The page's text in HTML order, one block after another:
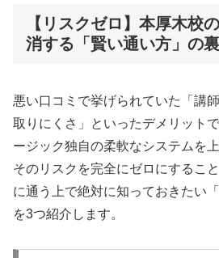
【リスクゼロ】本厚木校
消する「賢い通い方」の
悪い口コミで挙げられていた「講
取りにくさ」といったデメリット
ージック独自の柔軟なシステムを
そのリスクを完全にゼロにするこ
に通う上で絶対に知っておきたい
を3つ紹介します。